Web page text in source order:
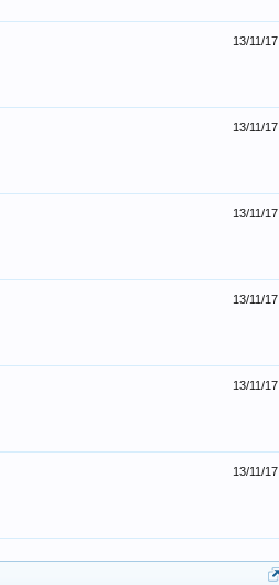
13/11/17
13/11/17
13/11/17
13/11/17
13/11/17
13/11/17